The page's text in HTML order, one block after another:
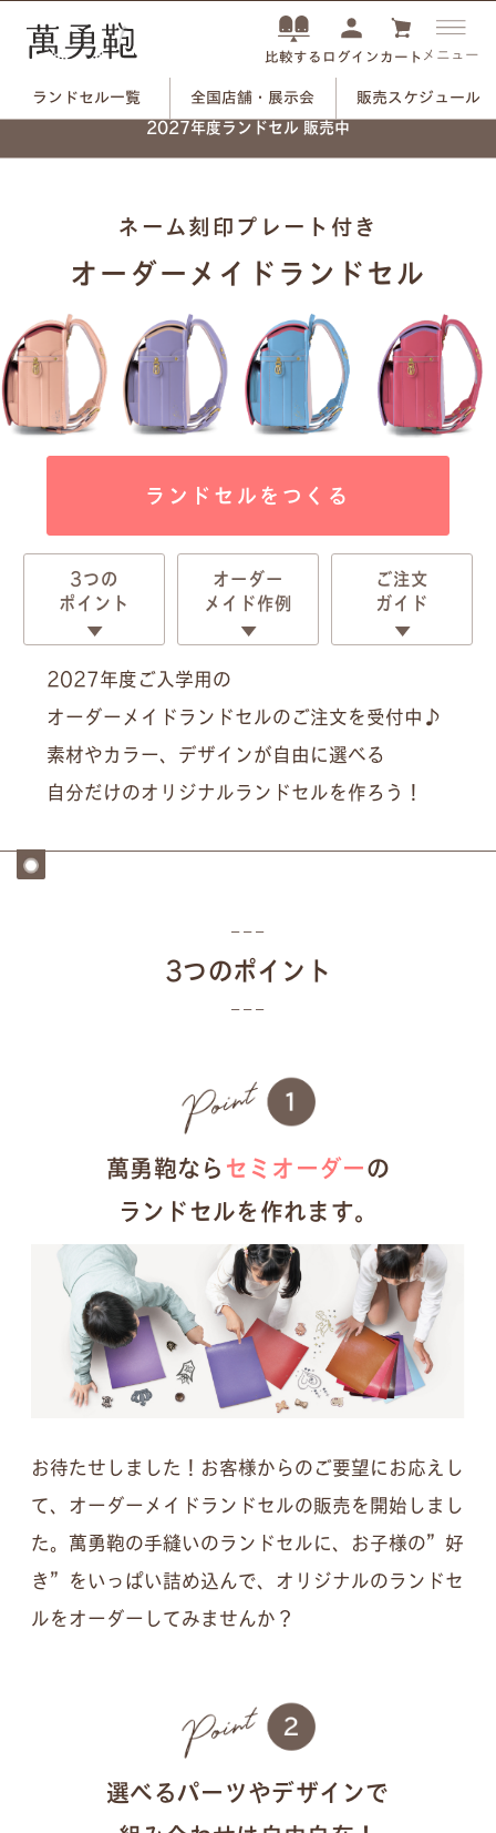
比較する ログイン カート メニュー
販売スケジュール
ランドセル一覧
全国店舗・展示会
2027年度ランドセル 販売中
ネーム刻印プレート付き
オーダーメイドランドセル
ランドセルをつくる
3つの
ポイント
オーダー
メイド作例
ご注文
ガイド
2027年度ご入学用の
オーダーメイドランドセルのご注文を受付中♪
素材やカラー、デザインが自由に選べる
自分だけのオリジナルランドセルを作ろう！
3つのポイント
萬勇鞄なら セミオーダーの
ランドセルを作れます。
お待たせしました！お客様からのご要望にお応えし
て、オーダーメイドランドセルの販売を開始しまし
た。萬勇鞄の手縫いのランドセルに、お子様の”好
き”をいっぱい詰め込んで、オリジナルのランドセ
ルをオーダーしてみませんか？
選べるパーツやデザインで